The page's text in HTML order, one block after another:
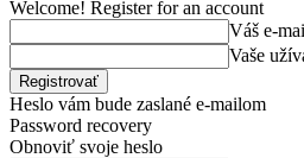
Welcome! Register for an account
Váš e-
Vaše
Heslo vám bude zaslané e-mailom
Password recovery
Obnoviť svoje heslo